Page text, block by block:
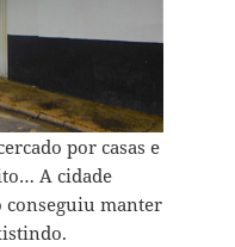
por casas e
A cidade
conseguiu manter